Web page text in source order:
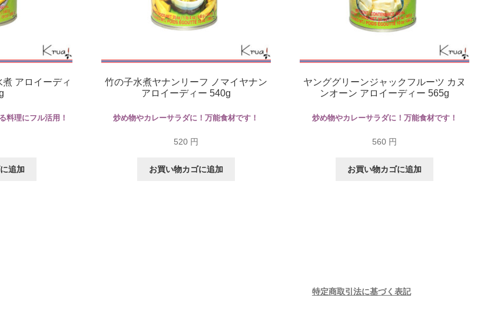
アロイーディ
料理にフル活用！
追加
竹の子水煮ヤナンリーフ ノマイヤナン
アロイーディー 540g
炒め物やカレーサラダに！万能食材です！
520 円
お買い物カゴに追加
ヤンググリーンジャックフルーツ カヌ
ンオーン アロイーディー 565g
炒め物やカレーサラダに！万能食材です！
560 円
お買い物カゴに追加
特定商取引法に基づく表記